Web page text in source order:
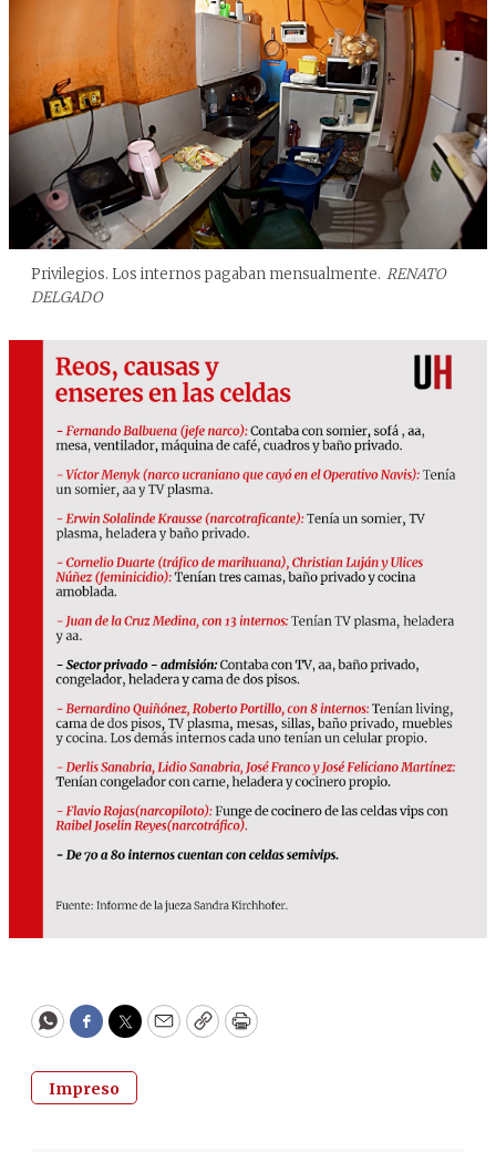
Privilegios. Los internos pagaban mensualmente. RENATO
DELGADO
WhatsApp
Facebook
Twitter
EmailCopyPrint
Impreso